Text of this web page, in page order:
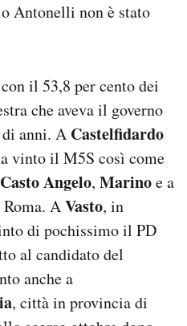
Antonelli non è stato
il 53,8 per cento dei
che aveva il governo
anni. A Castelfidardo
vinto il M5S così come
Casto Angelo, Marinoe a
AVasto, in
di pochissimo il PD
al candidato del
anche a
, città in provincia di